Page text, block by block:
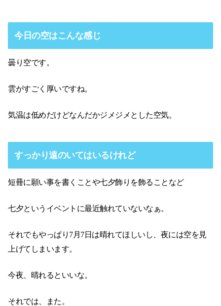
今日の空はこんな感じ
曇り空です。
雲がすごく厚いですね。
気温は低めだけどなんだかジメジメとした空気。
すっかり遠のいてはいるけれど
短冊に願い事を書くことや七夕飾りを飾ることなど
七夕というイベントに最近触れていないなぁ。
それでもやっぱり7月7日は晴れてほしいし、夜には空を見
上げてしまいます。
今夜、晴れるといいな。
それでは、また。